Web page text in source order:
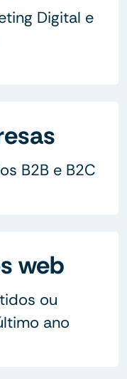
Digital e
B2B e B2C
web
ou
ano